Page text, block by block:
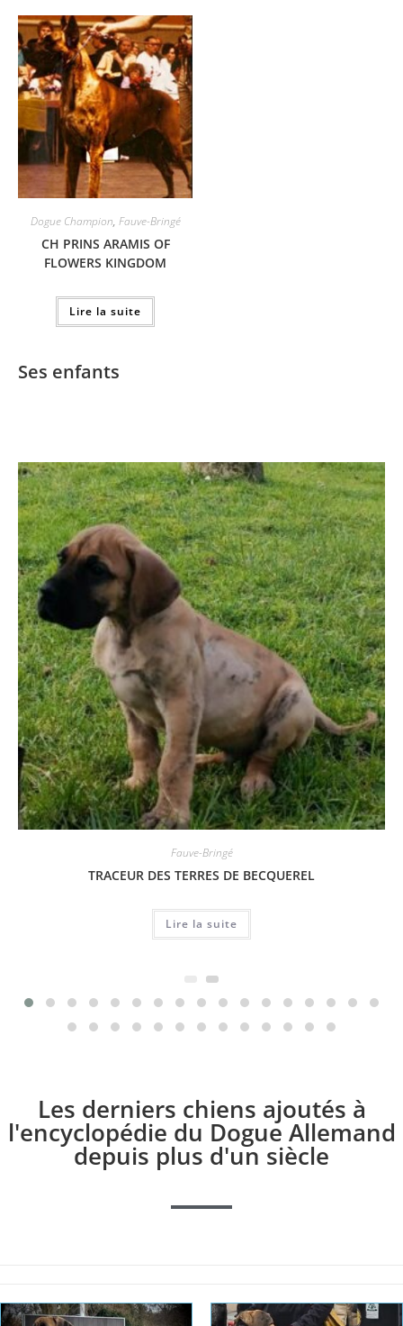
Dogue Champion, Fauve-Bringé
CH PRINS ARAMIS OF
FLOWERS KINGDOM
Lire la suite
Ses enfants
Fauve-Bringé
TRACEUR DES TERRES DE BECQUEREL
Lire la suite
Les derniers chiens ajoutés à
l'encyclopédie du Dogue Allemand
depuis plus d'un siècle